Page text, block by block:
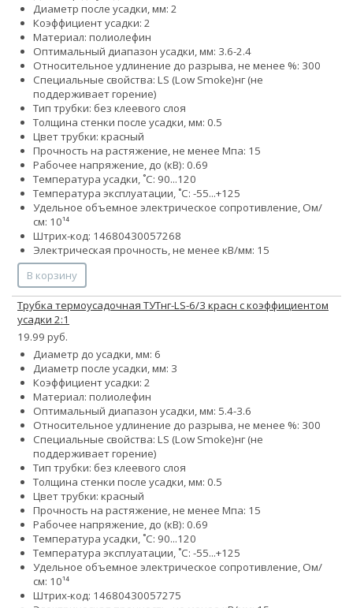
Диаметр после усадки, мм: 2
Коэффициент усадки: 2
Материал: полиолефин
Оптимальный диапазон усадки, мм: 3.6-2.4
Относительное удлинение до разрыва, не менее %: 300
Специальные свойства: LS (Low Smoke)нг (не
поддерживает горение)
Тип трубки: без клеевого слоя
Толщина стенки после усадки, мм: 0.5
Цвет трубки: красный
Прочность на растяжение, не менее Мпа: 15
Рабочее напряжение, до (кВ): 0.69
Температура усадки, ˚С: 90...120
Температура эксплуатации, ˚С: -55...+125
Удельное объемное электрическое сопротивление, Ом/
см: 10¹⁴
Штрих-код: 14680430057268
Электрическая прочность, не менее кВ/мм: 15
В корзину
Трубка термоусадочная ТУТнг-LS-6/3 красн с коэффициентом
усадки 2:1
19.99 руб.
Диаметр до усадки, мм: 6
Диаметр после усадки, мм: 3
Коэффициент усадки: 2
Материал: полиолефин
Оптимальный диапазон усадки, мм: 5.4-3.6
Относительное удлинение до разрыва, не менее %: 300
Специальные свойства: LS (Low Smoke)нг (не
поддерживает горение)
Тип трубки: без клеевого слоя
Толщина стенки после усадки, мм: 0.5
Цвет трубки: красный
Прочность на растяжение, не менее Мпа: 15
Рабочее напряжение, до (кВ): 0.69
Температура усадки, ˚С: 90...120
Температура эксплуатации, ˚С: -55...+125
Удельное объемное электрическое сопротивление, Ом/
см: 10¹⁴
Штрих-код: 14680430057275